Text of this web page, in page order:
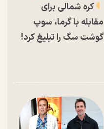
کره شمالی برای
مقابله با گرما، سوپ
گوشت سگ را تبلیغ کرد!